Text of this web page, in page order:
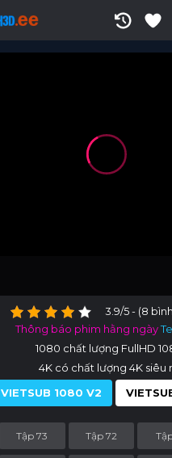
3.9/5 - (8
Thông báo phim hằng ngày
1080 chất lượng FullHD
4K có chất lượng 4K siêu
VIETSUB 1080 V2
Tập 73 Tập 72